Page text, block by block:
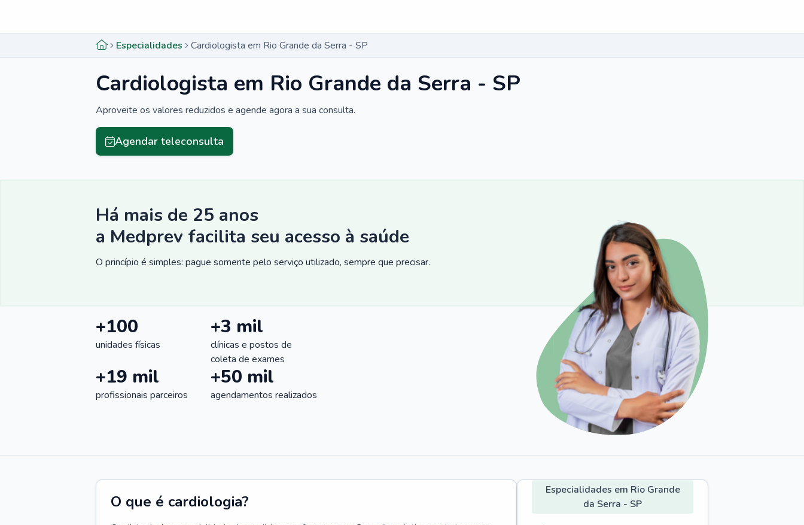
Especialidades Cardiologista em Rio Grande da Serra - SP
Cardiologista em Rio Grande da Serra - SP
Aproveite os valores reduzidos e agende agora a sua consulta.
Agendar teleconsulta
Há mais de 25 anos
a Medprev facilita seu acesso à saúde
O princípio é simples: pague somente pelo serviço utilizado, sempre que precisar.
+100
unidades físicas
+3 mil
clínicas e postos de
coleta de exames
+19 mil
profissionais parceiros
+50 mil
agendamentos realizados
O que é cardiologia?
Especialidades em Rio Grande
da Serra - SP